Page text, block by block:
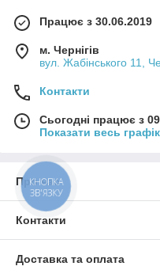
Працює з 30.06.2019
м. Чернігів
вул. Жабінського 11,
Контакти
Сьогодні працює з
Показати весь
Про нас
Контакти
Доставка та оплата
КНОПКА
ЗВ'ЯЗКУ